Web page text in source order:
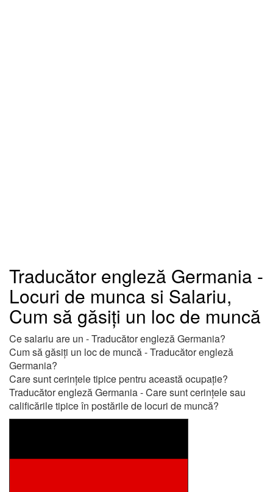
Traducător engleză Germania -
Locuri de munca si Salariu,
Cum să găsiți un loc de muncă
Ce salariu are un - Traducător engleză Germania?
Cum să găsiți un loc de muncă - Traducător engleză
Germania?
Care sunt cerințele tipice pentru această ocupație?
Traducător engleză Germania - Care sunt cerințele sau
calificările tipice în postările de locuri de muncă?